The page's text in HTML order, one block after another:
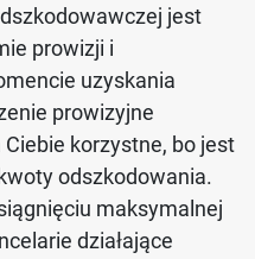
jest
prowizji i
uzyskania
prowizyjne
korzystne, bo jest
odszkodowania.
maksymalnej
działające